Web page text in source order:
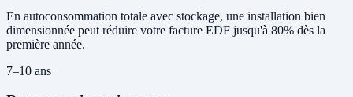
En autoconsommation totale avec stockage, une installation bien
dimensionnée peut réduire votre facture EDF jusqu'à 80% dès la
première année.
7–10 ans